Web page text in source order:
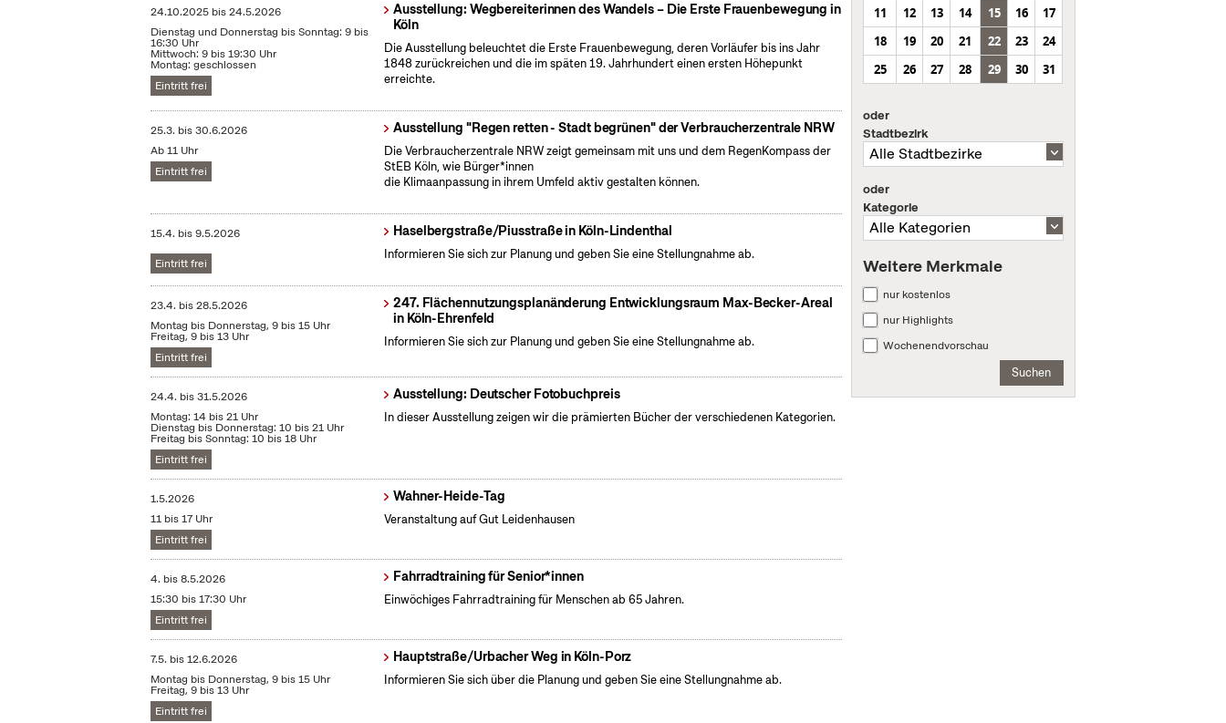
24.10.2025 bis24.5.2026
Dienstag und Donnerstag bis Sonntag: 9 bis
16:30 Uhr
Mittwoch: 9 bis 19:30 Uhr
Montag: geschlossen
Eintritt frei
Ausstellung: Wegbereiterinnen des Wandels – Die Erste Frauenbewegung in
Köln
Die Ausstellung beleuchtet die Erste Frauenbewegung, deren Vorläufer bis ins Jahr
1848 zurückreichen und die im späten 19. Jahrhundert einen ersten Höhepunkt
erreichte.
25.3. bis30.6.2026
Ab 11 Uhr
Eintritt frei
Ausstellung "Regen retten - Stadt begrünen" der Verbraucherzentrale NRW
Die Verbraucherzentrale NRW zeigt gemeinsam mit uns und dem RegenKompass der
StEB Köln, wie Bürger*innen
die Klimaanpassung in ihrem Umfeld aktiv gestalten können.
15.4. bis9.5.2026
Eintritt frei
Haselbergstraße/Piusstraße in Köln-Lindenthal
Informieren Sie sich zur Planung und geben Sie eine Stellungnahme ab.
23.4. bis28.5.2026
Montag bis Donnerstag, 9 bis 15 Uhr
Freitag, 9 bis 13 Uhr
Eintritt frei
247. Flächennutzungsplanänderung Entwicklungsraum Max-Becker-Areal
in Köln-Ehrenfeld
Informieren Sie sich zur Planung und geben Sie eine Stellungnahme ab.
24.4. bis31.5.2026
Montag: 14 bis 21 Uhr
Dienstag bis Donnerstag: 10 bis 21 Uhr
Freitag bis Sonntag: 10 bis 18 Uhr
Eintritt frei
Ausstellung: Deutscher Fotobuchpreis
In dieser Ausstellung zeigen wir die prämierten Bücher der verschiedenen Kategorien.
1.5.2026
11 bis 17 Uhr
Eintritt frei
Wahner-Heide-Tag
Veranstaltung auf Gut Leidenhausen
4. bis8.5.2026
15:30 bis 17:30 Uhr
Eintritt frei
Fahrradtraining für Senior*innen
Einwöchiges Fahrradtraining für Menschen ab 65 Jahren.
7.5. bis12.6.2026
Montag bis Donnerstag, 9 bis 15 Uhr
Freitag, 9 bis 13 Uhr
Eintritt frei
Hauptstraße/Urbacher Weg in Köln-Porz
Informieren Sie sich über die Planung und geben Sie eine Stellungnahme ab.
11
12 13 14 15 16
17
18
19 20 21 22 23
24
25
26 27 28 29 30 31
oder
Stadtbezirk
oder
Kategorie
Weitere Merkmale
nur kostenlos
nur Highlights
Wochenendvorschau
Suchen